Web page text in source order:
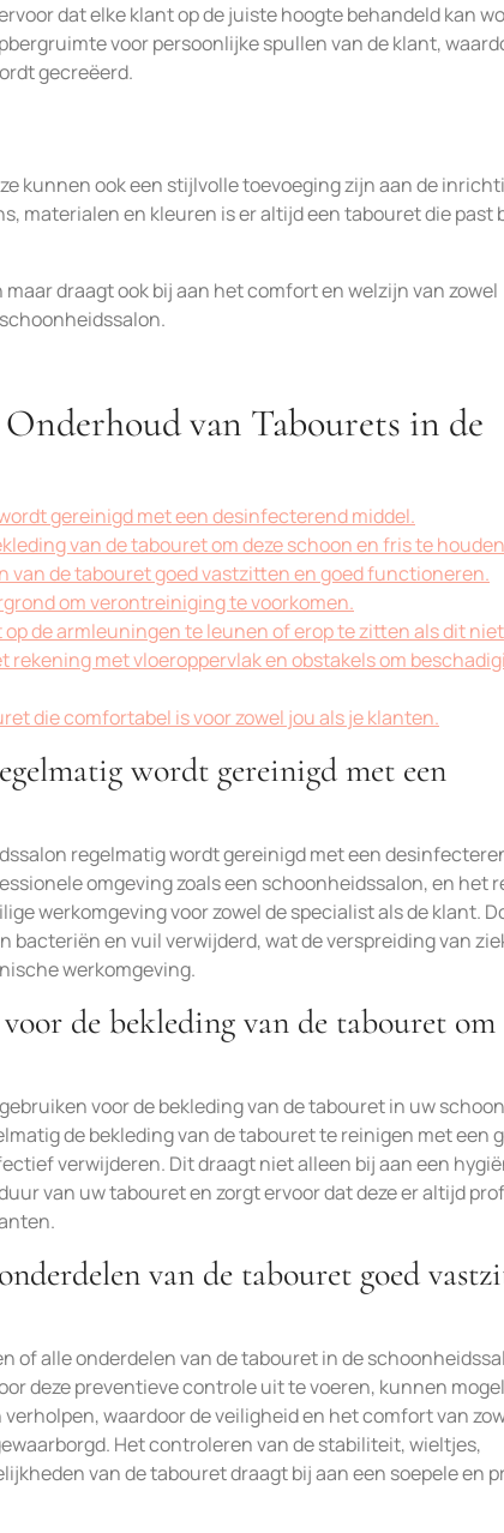
dat elke klant op de juiste hoogte behandeld kan
voor persoonlijke spullen van de klant,
gecreëerd.
kunnen ook een stijlvolle toevoeging zijn aan de
materialen en kleuren is er altijd een tabouret die past
draagt ook bij aan het comfort en welzijn van zowel
van Tabourets in de
gereinigd met een desinfecterend middel.
van de tabouret om deze schoon en fris te
van de tabouret goed vastzitten en goed functioneren.
om verontreiniging te voorkomen.
de armleuningen te leunen of erop te zitten als dit
rekening met vloeroppervlak en obstakels om
die comfortabel is voor zowel jou als je klanten.
wordt gereinigd met een
regelmatig wordt gereinigd met een
omgeving zoals een schoonheidssalon, en het
werkomgeving voor zowel de specialist als de klant.
en vuil verwijderd, wat de verspreiding van
werkomgeving.
de bekleding van de tabouret om
voor de bekleding van de tabouret in uw
de bekleding van de tabouret te reinigen met een
verwijderen. Dit draagt niet alleen bij aan een
van uw tabouret en zorgt ervoor dat deze er altijd
van de tabouret goed
of alle onderdelen van de tabouret in de
deze preventieve controle uit te voeren, kunnen
waardoor de veiligheid en het comfort van
Het controleren van de stabiliteit, wieltjes,
van de tabouret draagt bij aan een soepele en